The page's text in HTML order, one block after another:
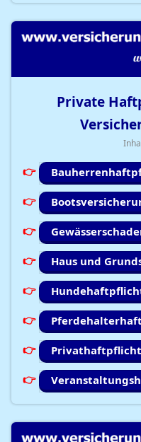
Private
Haus und
Privathaftpflicht